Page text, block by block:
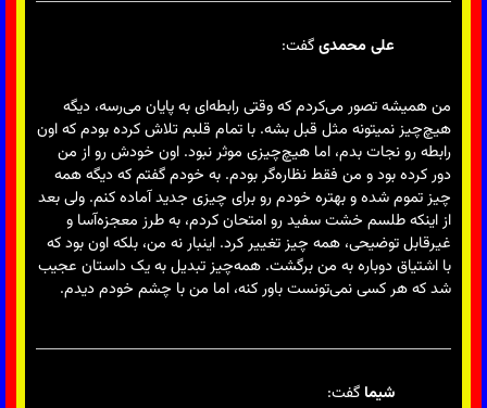
علی محمدیگفت:
من همیشه تصور می‌کردم که وقتی رابطه‌ای به پایان می‌رسه، دیگه
هیچ‌چیز نمیتونه مثل قبل بشه. با تمام قلبم تلاش کرده بودم که اون
رابطه رو نجات بدم، اما هیچ‌چیزی موثر نبود. اون خودش رو از من
دور کرده بود و من فقط نظاره‌گر بودم. به خودم گفتم که دیگه همه
چیز تموم شده و بهتره خودم رو برای چیزی جدید آماده کنم. ولی بعد
از اینکه طلسم خشت سفید رو امتحان کردم، به طرز معجزه‌آسا و
غیرقابل توضیحی، همه چیز تغییر کرد. اینبار نه من، بلکه اون بود که
با اشتیاق دوباره به من برگشت. همه‌چیز تبدیل به یک داستان عجیب
شد که هر کسی نمی‌تونست باور کنه، اما من با چشم خودم دیدم.
شیما گفت: